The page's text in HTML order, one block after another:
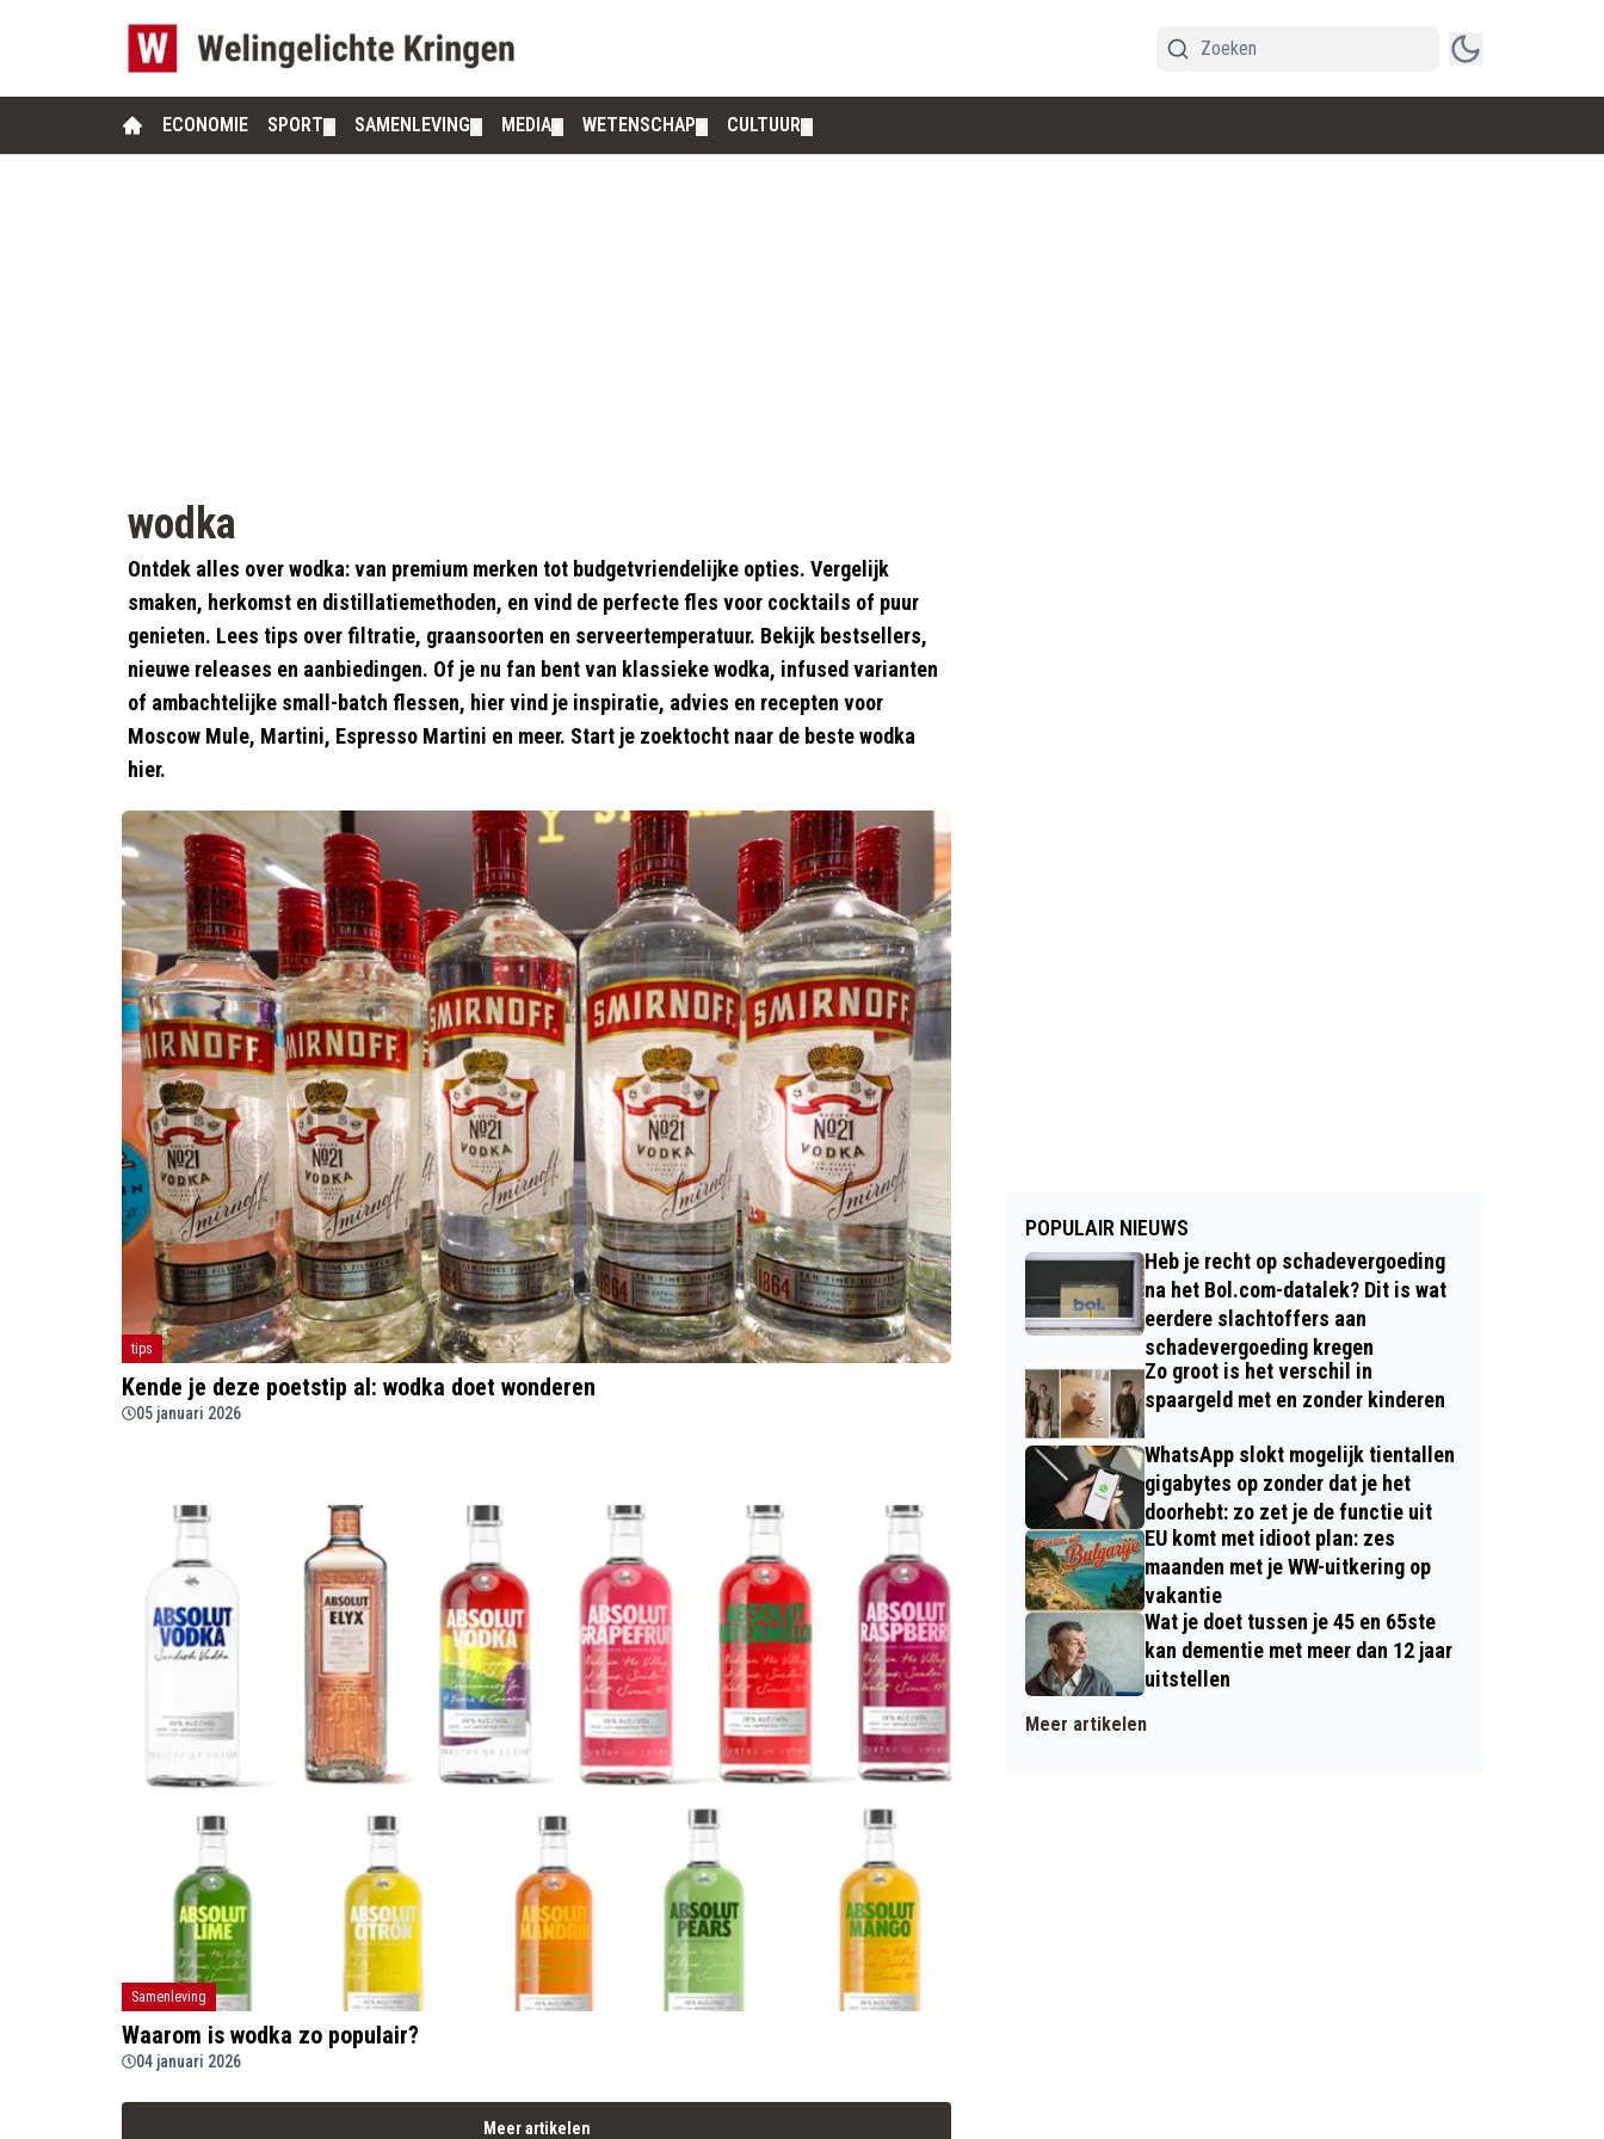
ECONOMIE SPORT SAMENLEVING MEDIA WETENSCHAP CULTUUR
wodka
Ontdek alles over wodka: van premium merken tot budgetvriendelijke opties. Vergelijk
smaken, herkomst en distillatiemethoden, en vind de perfecte fles voor cocktails of puur
genieten. Lees tips over filtratie, graansoorten en serveertemperatuur. Bekijk bestsellers,
nieuwe releases en aanbiedingen. Of je nu fan bent van klassieke wodka, infused varianten
of ambachtelijke small-batch flessen, hier vind je inspiratie, advies en recepten voor
Moscow Mule, Martini, Espresso Martini en meer. Start je zoektocht naar de beste wodka
hier.
tips
Kende je deze poetstip al: wodka doet wonderen
05 januari 2026
Samenleving
Waarom is wodka zo populair?
04 januari 2026
Meer artikelen
POPULAIR NIEUWS
Heb je recht op schadevergoeding
na het Bol.com-datalek? Dit is wat
eerdere slachtoffers aan
schadevergoeding kregen
Zo groot is het verschil in
spaargeld met en zonder kinderen
WhatsApp slokt mogelijk tientallen
gigabytes op zonder dat je het
doorhebt: zo zet je de functie uit
EU komt met idioot plan: zes
maanden met je WW-uitkering op
vakantie
Wat je doet tussen je 45 en 65ste
kan dementie met meer dan 12 jaar
uitstellen
Meer artikelen